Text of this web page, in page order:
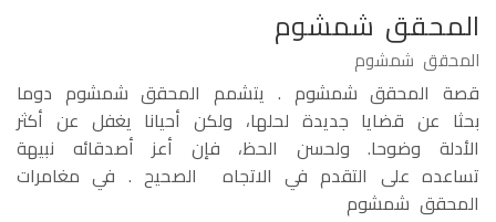
المحقق شمشوم
المحقق شمشوم
قصة المحقق شمشوم . يتشمم المحقق شمشوم دوما
بحثا عن قضايا جديدة لحلها، ولكن أحيانا يغفل عن أكثر
الأدلة وضوحا. ولحسن الحظ، فإن أعز أصدقائه نبيهة
تساعده على التقدم في الاتجاه الصحيح . في مغامرات
المحقق شمشوم